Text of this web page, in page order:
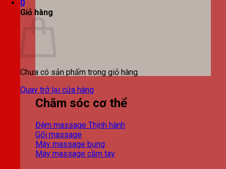
0
Giỏ hàng
Chưa có sản phẩm trong giỏ hàng.
Quay trở lại cửa hàng
Chăm sóc cơ thể
Đệm massage
Gối massage
Máy massage bụng
Máy massage cầm tay